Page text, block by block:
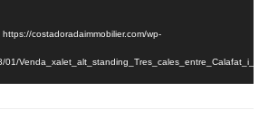
costadoradaimmobilier.com/wp-
01/